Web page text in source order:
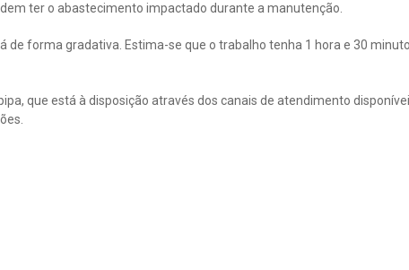
ter o abastecimento impactado durante a manutenção.
forma gradativa. Estima-se que o trabalho tenha 1 hora e 30
que está à disposição através dos canais de atendimento